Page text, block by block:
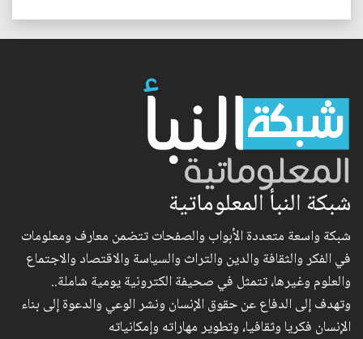
شبكة النبأ المعلوماتية
شبكة واسعة متعددة الأبواب والصفحات تتضمن معارف ومعلومات
في الفكر والثقافة والدين والتراث والسياسة والاقتصاد والاجتماع
والعلوم وغيرها، تتمثل في صحيفة الكترونية يومية شاملة..
وتهدف إلى الدفاع عن حقوق الإنسان ونشر الوعي والدعوة إلى بناء
الإنسان فكريا وثقافيا، وتطوير مهاراته وإمكانياته